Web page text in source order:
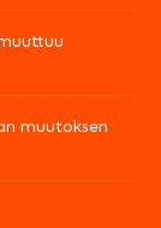
muutoksen